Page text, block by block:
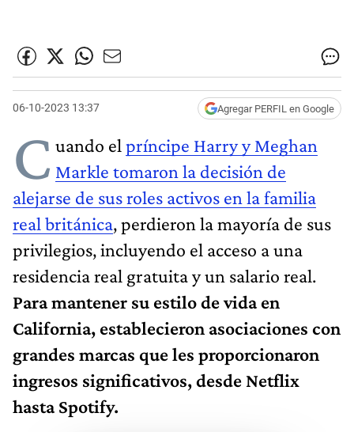
06-10-2023 13:37 Agregar PERFIL en Google
C uando el príncipe Harry y Meghan
Markle tomaron la decisión de
alejarse de sus roles activos en la familia
real británica, perdieron la mayoría de sus
privilegios, incluyendo el acceso a una
residencia real gratuita y un salario real.
Para mantener su estilo de vida en
California, establecieron asociaciones con
grandes marcas que les proporcionaron
ingresos significativos, desde Netflix
hasta Spotify.